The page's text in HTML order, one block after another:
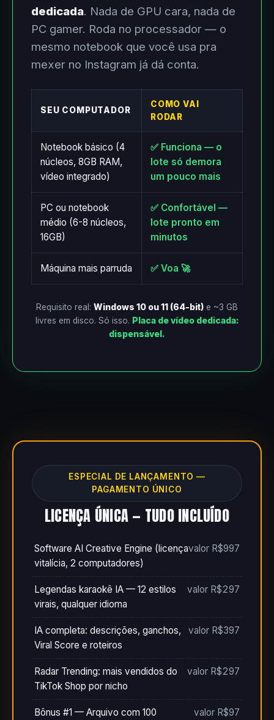
dedicada. Nada de GPU cara, nada de
PC gamer. Roda no processador — o
mesmo notebook que você usa pra
mexer no Instagram já dá conta.
SEU COMPUTADOR
COMO VAI
RODAR
Notebook básico (4
núcleos, 8GB RAM,
vídeo integrado)
✅ Funciona — o
lote só demora
um pouco mais
PC ou notebook
médio (6-8 núcleos,
16GB)
✅ Confortável —
lote pronto em
minutos
Máquina mais parruda ✅ Voa 🚀
Requisito real: Windows 10 ou 11 (64-bit) e ~3 GB
livres em disco. Só isso. Placa de vídeo dedicada:
dispensável.
ESPECIAL DE LANÇAMENTO —
PAGAMENTO ÚNICO
LICENÇA ÚNICA — TUDO INCLUÍDO
Software AI Creative Engine (licença
vitalícia, 2 computadores)
valor R$997
Legendas karaokê IA — 12 estilos
virais, qualquer idioma
valor R$297
IA completa: descrições, ganchos,
Viral Score e roteiros
valor R$397
Radar Trending: mais vendidos do
TikTok Shop por nicho
valor R$297
Bônus #1 — Arquivo com 100 valor R$97